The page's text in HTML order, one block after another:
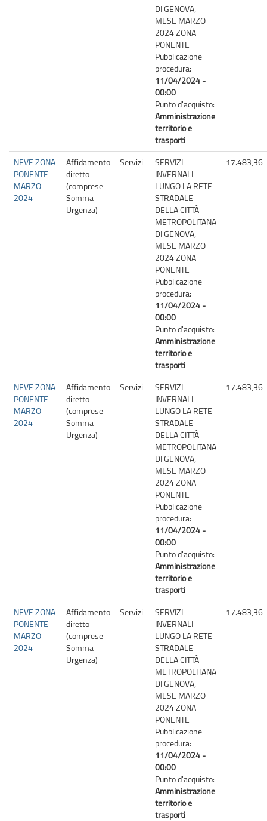
DI GENOVA,
MESE MARZO
2024 ZONA
PONENTE
Pubblicazione
procedura:
11/04/2024 -
00:00
Punto d'acquisto:
Amministrazione
territorio e
trasporti
NEVE ZONA
PONENTE -
MARZO
2024
Affidamento
diretto
(comprese
Somma
Urgenza)
Servizi
SERVIZI
INVERNALI
LUNGO LA RETE
STRADALE
DELLA CITTÀ
METROPOLITANA
DI GENOVA,
MESE MARZO
2024 ZONA
PONENTE
Pubblicazione
procedura:
11/04/2024 -
00:00
Punto d'acquisto:
Amministrazione
territorio e
trasporti
17.483,36
NEVE ZONA
PONENTE -
MARZO
2024
Affidamento
diretto
(comprese
Somma
Urgenza)
Servizi
SERVIZI
INVERNALI
LUNGO LA RETE
STRADALE
DELLA CITTÀ
METROPOLITANA
DI GENOVA,
MESE MARZO
2024 ZONA
PONENTE
Pubblicazione
procedura:
11/04/2024 -
00:00
Punto d'acquisto:
Amministrazione
territorio e
trasporti
17.483,36
NEVE ZONA
PONENTE -
MARZO
2024
Affidamento
diretto
(comprese
Somma
Urgenza)
Servizi
SERVIZI
INVERNALI
LUNGO LA RETE
STRADALE
DELLA CITTÀ
METROPOLITANA
DI GENOVA,
MESE MARZO
2024 ZONA
PONENTE
Pubblicazione
procedura:
11/04/2024 -
00:00
Punto d'acquisto:
Amministrazione
territorio e
trasporti
17.483,36